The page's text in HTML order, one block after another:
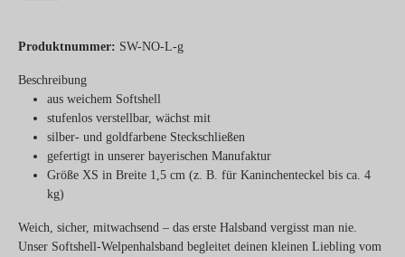
Produktnummer: SW-NO-L-g
Beschreibung
aus weichem Softshell
stufenlos verstellbar, wächst mit
silber- und goldfarbene Steckschließen
gefertigt in unserer bayerischen Manufaktur
Größe XS in Breite 1,5 cm (z. B. für Kaninchenteckel bis ca. 4
kg)
Weich, sicher, mitwachsend – das erste Halsband vergisst man nie.
Unser Softshell-Welpenhalsband begleitet deinen kleinen Liebling vom